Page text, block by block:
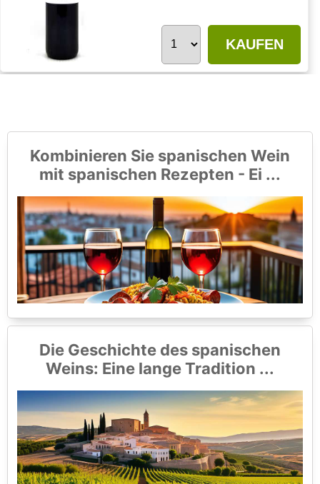
KAUFEN
Kombinieren Sie spanischen Wein
mit spanischen Rezepten - Ei ...
Die Geschichte des spanischen
Weins: Eine lange Tradition ...